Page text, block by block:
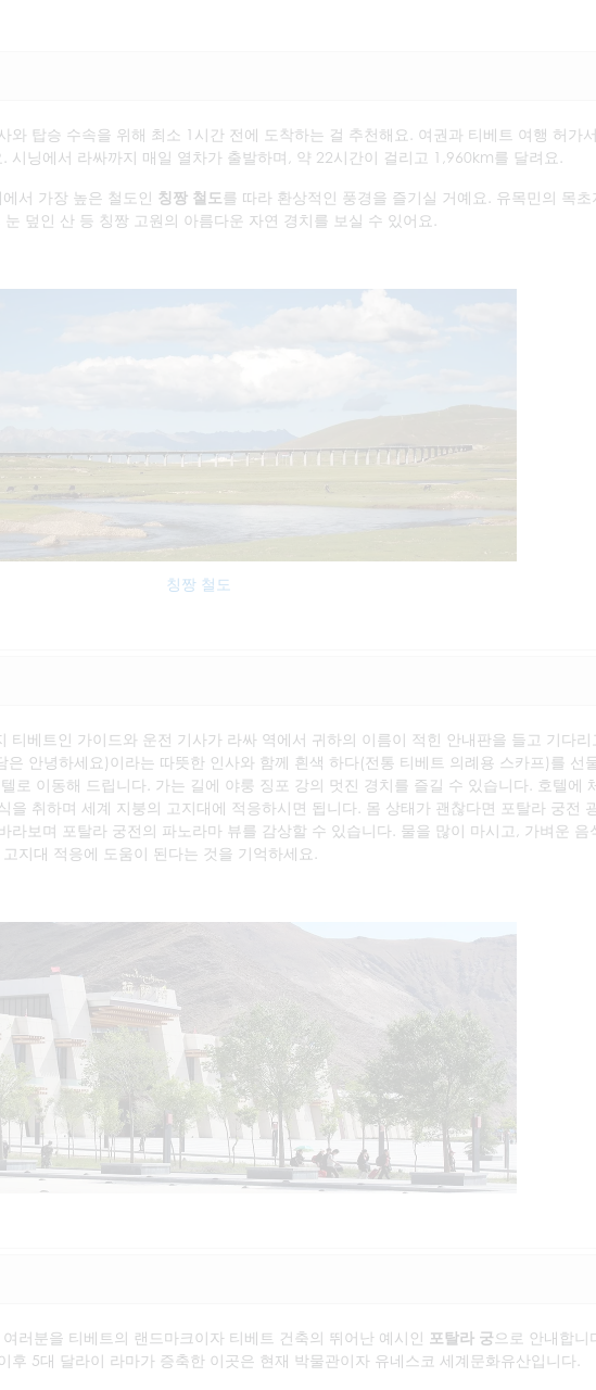
와 탑승 수속을 위해 최소 1시간 전에 도착하는 걸 추천해요. 여권과 티베트 여행 허가
시닝에서 라싸까지 매일 열차가 출발하며, 약 22시간이 걸리고 1,960km를 달려요.
서 가장 높은 철도인 칭짱 철도를 따라 환상적인 풍경을 즐기실 거예요. 유목민의 목초
덮인 산 등 칭짱 고원의 아름다운 자연 경치를 보실 수 있어요.
칭짱 철도
티베트인 가이드와 운전 기사가 라싸 역에서 귀하의 이름이 적힌 안내판을 들고 기다리
은 안녕하세요)이라는 따뜻한 인사와 함께 흰색 하다(전통 티베트 의례용 스카프)를 선
로 이동해 드립니다. 가는 길에 야룽 징포 강의 멋진 경치를 즐길 수 있습니다. 호텔에
을 취하며 세계 지붕의 고지대에 적응하시면 됩니다. 몸 상태가 괜찮다면 포탈라 궁전
라보며 포탈라 궁전의 파노라마 뷰를 감상할 수 있습니다. 물을 많이 마시고, 가벼운 음
지대 적응에 도움이 된다는 것을 기억하세요.
러분을 티베트의 랜드마크이자 티베트 건축의 뛰어난 예시인 포탈라 궁으로 안내합니
후 5대 달라이 라마가 증축한 이곳은 현재 박물관이자 유네스코 세계문화유산입니다.